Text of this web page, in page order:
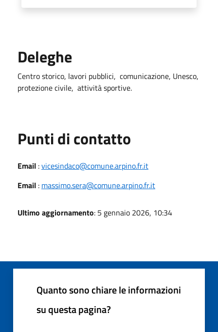
Deleghe
Centro storico, lavori pubblici, comunicazione, Unesco,
protezione civile, attività sportive.
Punti di contatto
Email :vicesindaco@comune.arpino.fr.it
Email : massimo.sera@comune.arpino.fr.it
Ultimo aggiornamento: 5 gennaio 2026, 10:34
Quanto sono chiare le informazioni
su questa pagina?